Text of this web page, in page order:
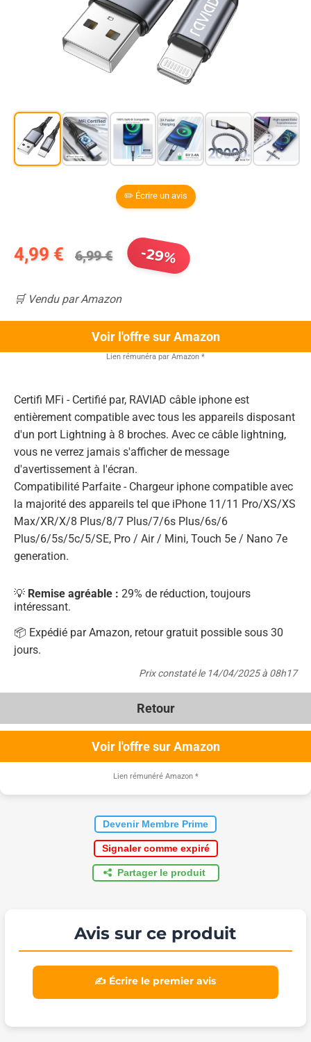
✏️ Écrire un avis
4,99 € 6,99 € -29%
🛒 Vendu par Amazon
Voir l'offre sur Amazon
Lien rémunéra par Amazon *
Certifi MFi - Certifié par, RAVIAD câble iphone est
entièrement compatible avec tous les appareils disposant
d'un port Lightning à 8 broches. Avec ce câble lightning,
vous ne verrez jamais s'afficher de message
d'avertissement à l'écran.
Compatibilité Parfaite - Chargeur iphone compatible avec
la majorité des appareils tel que iPhone 11/11 Pro/XS/XS
Max/XR/X/8 Plus/8/7 Plus/7/6s Plus/6s/6
Plus/6/5s/5c/5/SE, Pro / Air / Mini, Touch 5e / Nano 7e
generation.
💡 Remise agréable : 29% de réduction, toujours
intéressant.
📦 Expédié par Amazon, retour gratuit possible sous 30
jours.
Prix constaté le 14/04/2025 à 08h17
Retour
Voir l'offre sur Amazon
Lien rémunéré Amazon *
Devenir Membre Prime
Signaler comme expiré
Partager le produit
Avis sur ce produit
✍️ Écrire le premier avis